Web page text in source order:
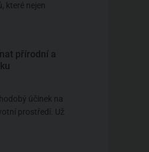
které nejen
přírodní a
účinek na
prostředí. Už